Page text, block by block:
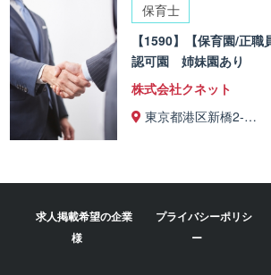
保育士
【1590】【保育園/正職
認可園 姉妹園あり
株式会社クネット
東京都港区新橋2-…
求人掲載希望の企業
様
プライバシーポリシ
ー